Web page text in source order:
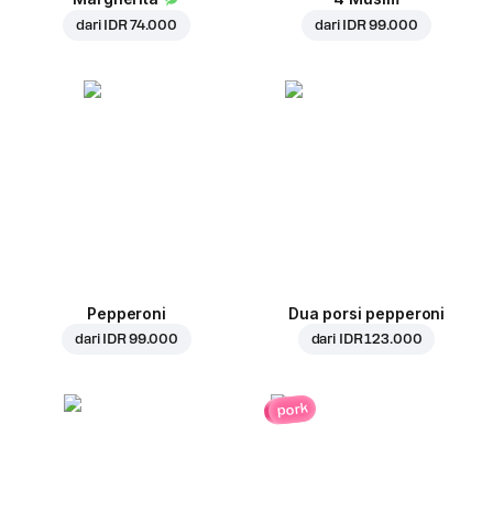
dari IDR 74.000 dari IDR 99.000
Pepperoni
dari IDR 99.000
Dua porsi pepperoni
dari IDR 123.000
pork